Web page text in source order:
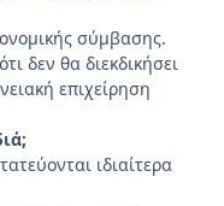
σύμβασης.
δεν θα διεκδικήσει
επιχείρηση
ιδιαίτερα